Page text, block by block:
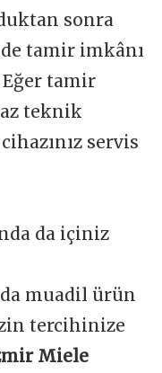
sonra
tamir imkânı
tamir
teknik
servis
da içiniz
muadil ürün
tercihinize
Miele